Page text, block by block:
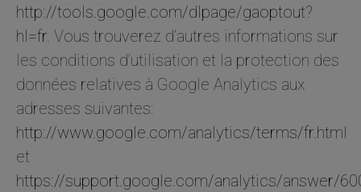
http://tools.google.com/dlpage/gaoptout?
hl=fr. Vous trouverez d’autres informations sur
les conditions d’utilisation et la protection des
données relatives à Google Analytics aux
adresses suivantes:
http://www.google.com/analytics/terms/fr.html
et
https://support.google.com/analytics/answer/